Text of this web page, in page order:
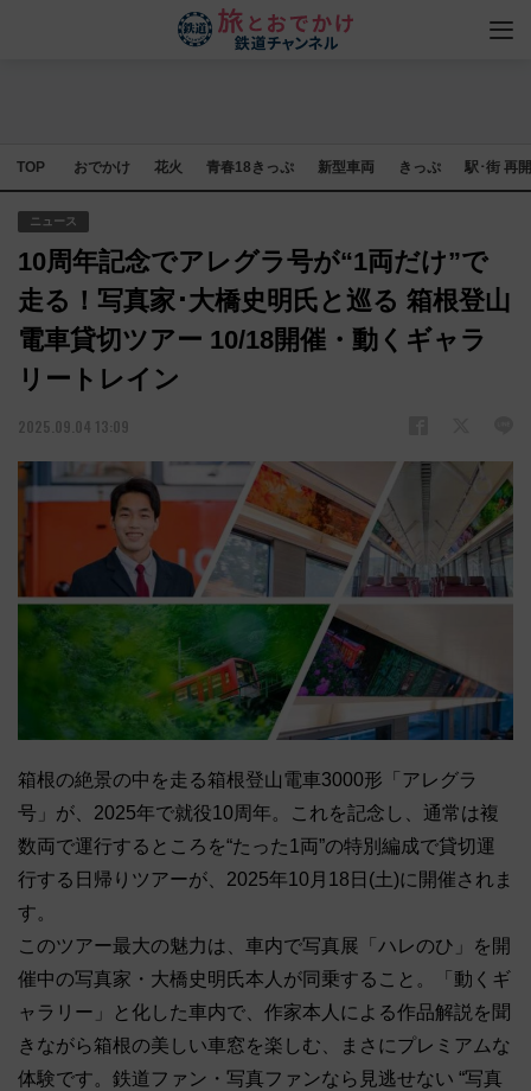
TOP おでかけ 花火 青春18きっぷ 新型車両 きっぷ 駅･街 再
ニュース
10周年記念でアレグラ号が“1両だけ”で
走る！写真家･大橋史明氏と巡る 箱根登山
電車貸切ツアー 10/18開催・動くギャラ
リートレイン
2025.09.04 13:09
箱根の絶景の中を走る箱根登山電車3000形「アレグラ
号」が、2025年で就役10周年。これを記念し、通常は複
数両で運行するところを“たった1両”の特別編成で貸切運
行する日帰りツアーが、2025年10月18日(土)に開催されま
す。
このツアー最大の魅力は、車内で写真展「ハレのひ」を開
催中の写真家・大橋史明氏本人が同乗すること。「動くギ
ャラリー」と化した車内で、作家本人による作品解説を聞
きながら箱根の美しい車窓を楽しむ、まさにプレミアムな
体験です。鉄道ファン・写真ファンなら見逃せない “写真